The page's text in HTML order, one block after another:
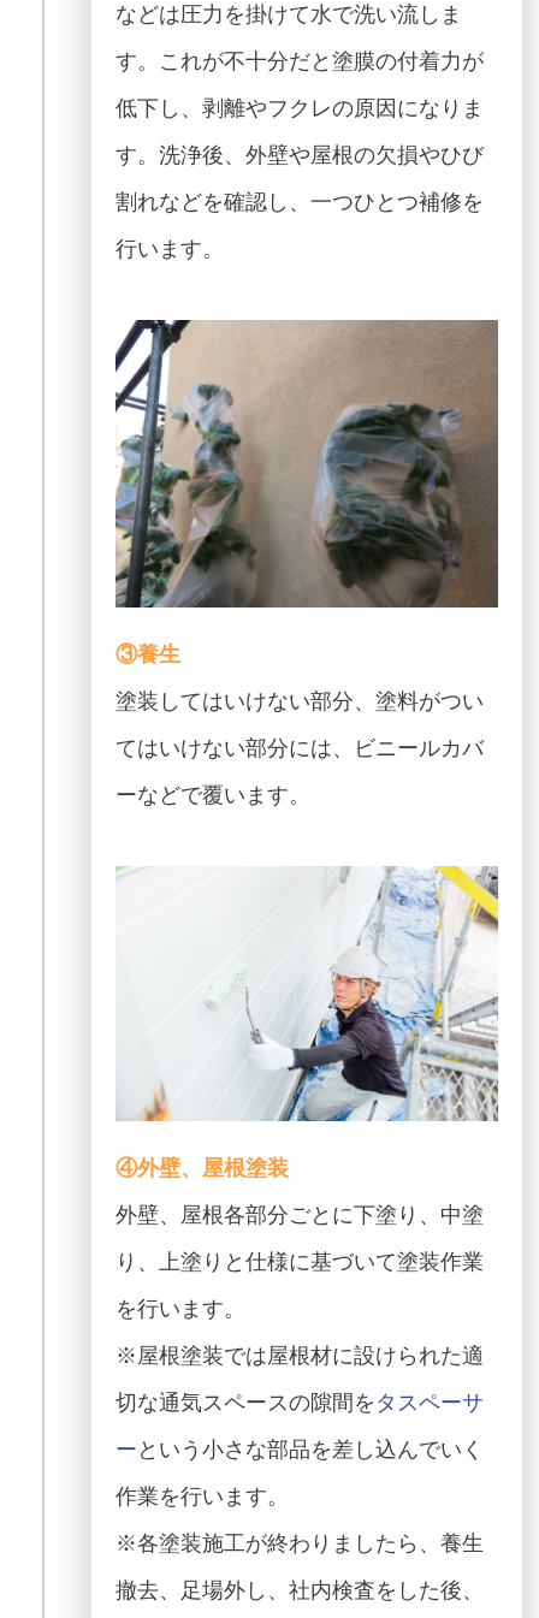
などは圧力を掛けて水で洗い流しま
す。これが不十分だと塗膜の付着力が
低下し、剥離やフクレの原因になりま
す。洗浄後、外壁や屋根の欠損やひび
割れなどを確認し、一つひとつ補修を
行います。
③養生
塗装してはいけない部分、塗料がつい
てはいけない部分には、ビニールカバ
ーなどで覆います。
④外壁、屋根塗装
外壁、屋根各部分ごとに下塗り、中塗
り、上塗りと仕様に基づいて塗装作業
を行います。
※屋根塗装では屋根材に設けられた適
切な通気スペースの隙間を タスペーサ
ー という小さな部品を差し込んでいく
作業を行います。
※各塗装施工が終わりましたら、養生
撤去、足場外し、社内検査をした後、